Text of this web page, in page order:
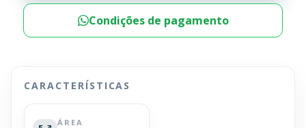
Condições de pagamento
CARACTERÍSTICAS
ÁREA